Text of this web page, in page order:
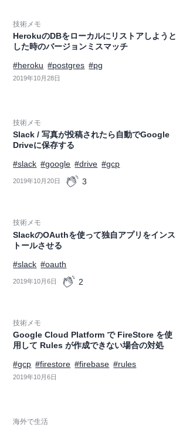
技術メモ
HerokuのDBをローカルにリストアしようと
した時のバージョンミスマッチ
#heroku #postgres #pg
2019年10月28日
技術メモ
Slack / 写真が投稿されたら自動でGoogle
Driveに保存する
#slack #google #drive #gcp
2019年10月20日 3
技術メモ
SlackのOAuthを使って独自アプリをインス
トールさせる
#slack #oauth
2019年10月6日 2
技術メモ
Google Cloud Platform で FireStore を使
用して Rules が作成できない場合の対処
#gcp #firestore #firebase #rules
2019年10月6日
海外で生活